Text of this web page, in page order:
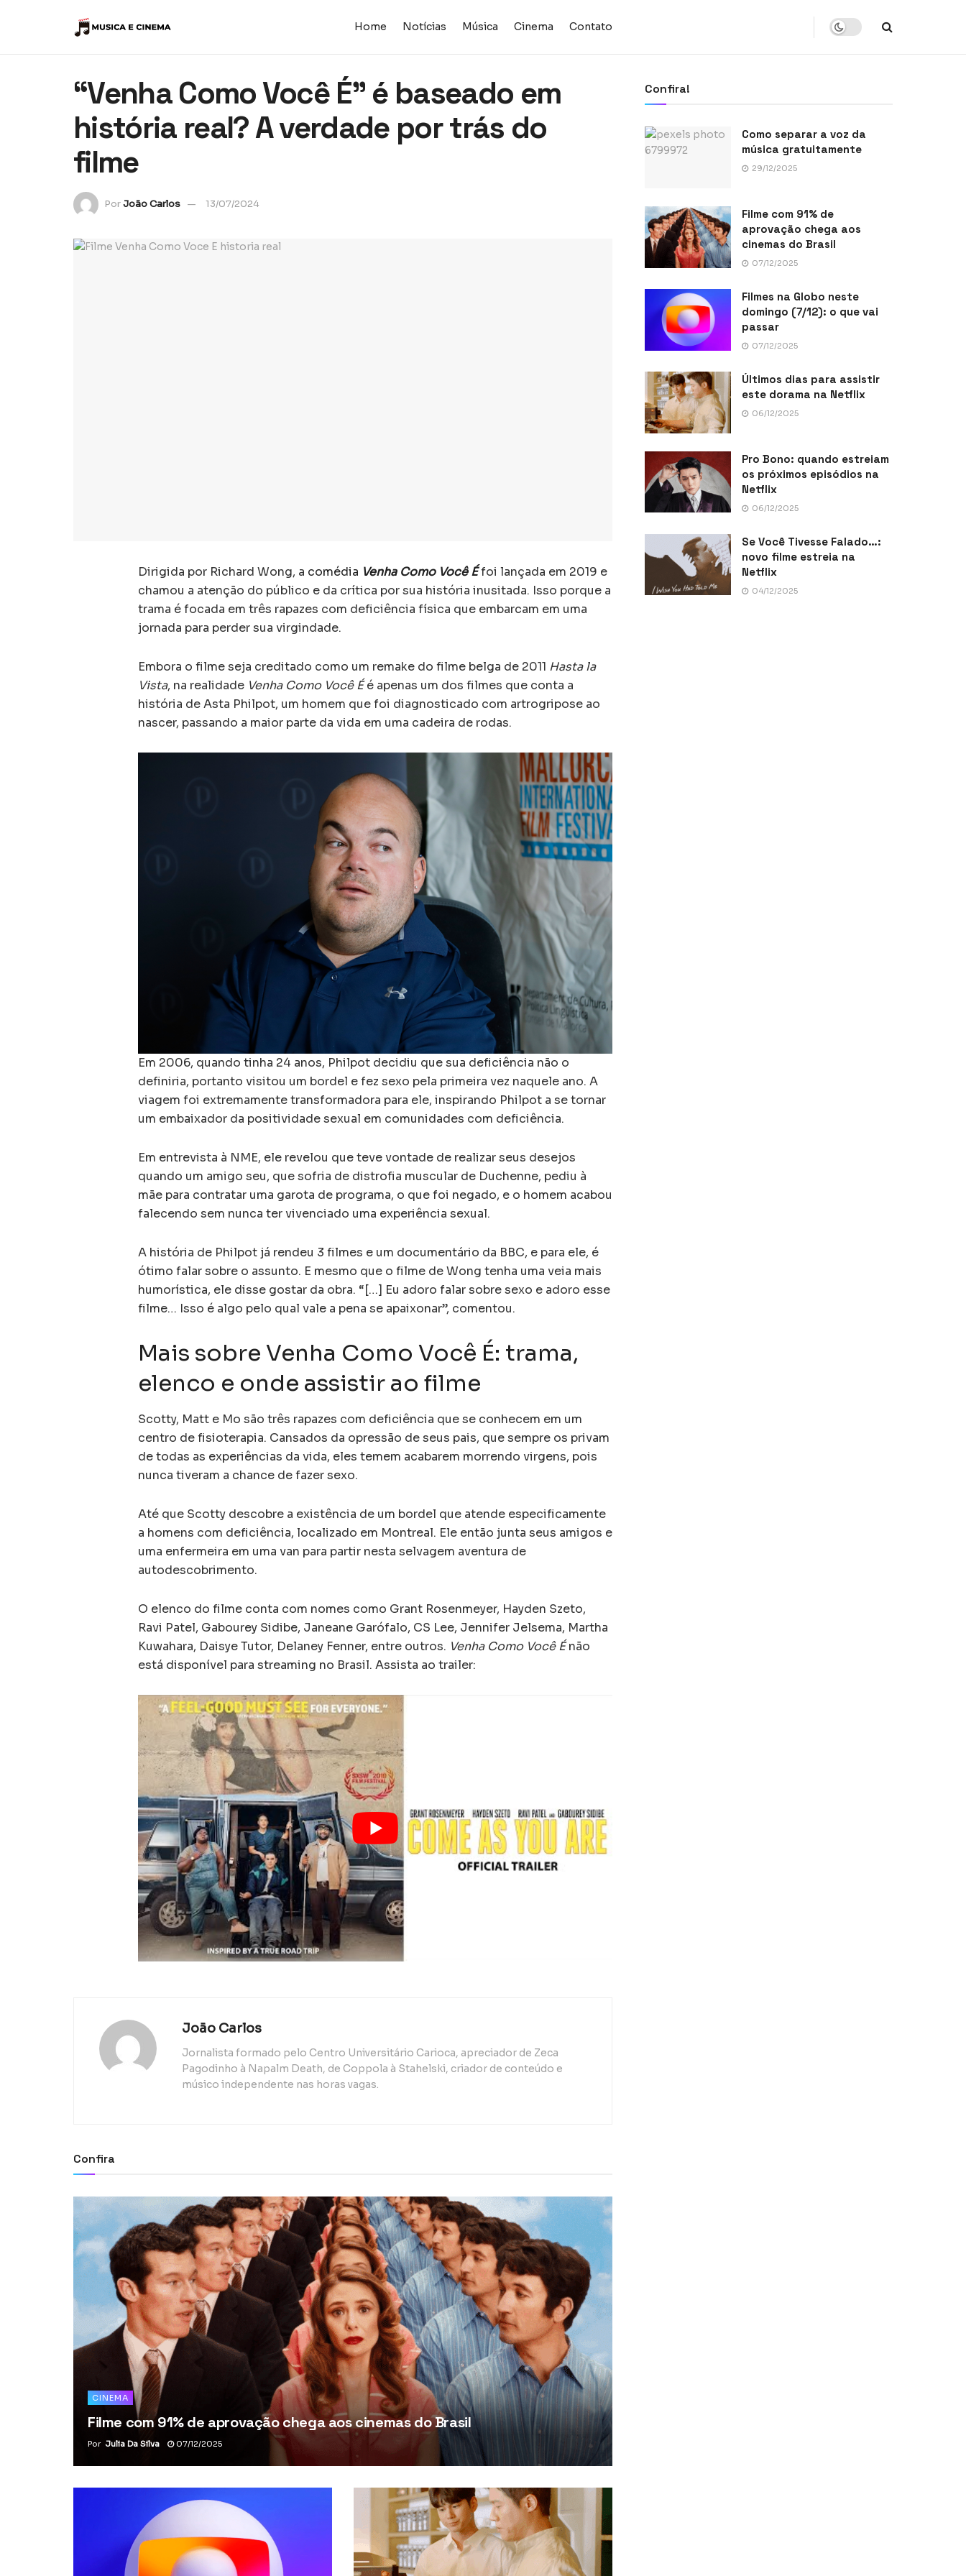
Home Notícias Música Cinema Contato
“Venha Como Você É” é baseado em
história real? A verdade por trás do
filme
PorJoão Carlos 13/07/2024
Dirigida por Richard Wong, a comédia Venha Como Você Éfoi lançada em 2019 e
chamou a atenção do público e da crítica por sua história inusitada. Isso porque a
trama é focada em três rapazes com deficiência física que embarcam em uma
jornada para perder sua virgindade.
Embora o filme seja creditado como um remake do filme belga de 2011 Hasta la
Vista, na realidade Venha Como Você Éé apenas um dos filmes que conta a
história de Asta Philpot, um homem que foi diagnosticado com artrogripose ao
nascer, passando a maior parte da vida em uma cadeira de rodas.
Em 2006, quando tinha 24 anos, Philpot decidiu que sua deficiência não o
definiria, portanto visitou um bordel e fez sexo pela primeira vez naquele ano. A
viagem foi extremamente transformadora para ele, inspirando Philpot a se tornar
um embaixador da positividade sexual em comunidades com deficiência.
Em entrevista à NME, ele revelou que teve vontade de realizar seus desejos
quando um amigo seu, que sofria de distrofia muscular de Duchenne, pediu à
mãe para contratar uma garota de programa, o que foi negado, e o homem acabou
falecendo sem nunca ter vivenciado uma experiência sexual.
A história de Philpot já rendeu 3 filmes e um documentário da BBC, e para ele, é
ótimo falar sobre o assunto. E mesmo que o filme de Wong tenha uma veia mais
humorística, ele disse gostar da obra. “[…] Eu adoro falar sobre sexo e adoro esse
filme… Isso é algo pelo qual vale a pena se apaixonar”, comentou.
Mais sobre Venha Como Você É: trama,
elenco e onde assistir ao filme
Scotty, Matt e Mo são três rapazes com deficiência que se conhecem em um
centro de fisioterapia. Cansados da opressão de seus pais, que sempre os privam
de todas as experiências da vida, eles temem acabarem morrendo virgens, pois
nunca tiveram a chance de fazer sexo.
Até que Scotty descobre a existência de um bordel que atende especificamente
a homens com deficiência, localizado em Montreal. Ele então junta seus amigos e
uma enfermeira em uma van para partir nesta selvagem aventura de
autodescobrimento.
O elenco do filme conta com nomes como Grant Rosenmeyer, Hayden Szeto,
Ravi Patel, Gabourey Sidibe, Janeane Garófalo, CS Lee, Jennifer Jelsema, Martha
Kuwahara, Daisye Tutor, Delaney Fenner, entre outros. Venha Como Você Énão
está disponível para streaming no Brasil. Assista ao trailer:
João Carlos
Jornalista formado pelo Centro Universitário Carioca, apreciador de Zeca
Pagodinho à Napalm Death, de Coppola à Stahelski, criador de conteúdo e
músico independente nas horas vagas.
Confira
CINEMA
Filme com 91% de aprovação chega aos cinemas do Brasil
Por Julia Da Silva 07/12/2025
Confira!
Como separar a voz da
música gratuitamente
29/12/2025
Filme com 91% de
aprovação chega aos
cinemas do Brasil
07/12/2025
Filmes na Globo neste
domingo (7/12): o que vai
passar
07/12/2025
Últimos dias para assistir
este dorama na Netflix
06/12/2025
Pro Bono: quando estreiam
os próximos episódios na
Netflix
06/12/2025
Se Você Tivesse Falado…:
novo filme estreia na
Netflix
04/12/2025